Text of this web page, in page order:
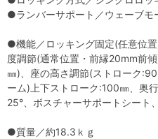
●ランバーサポート／ウェーブモ
●機能／ロッキング固定(任意位
度調節(通常位置・前縁20mm前
㎜)、座の高さ調節(ストローク
ーム)上下ストローク:100㎜、奥
25°、ボスチャーサポートシート
●質量／約18.3ｋｇ